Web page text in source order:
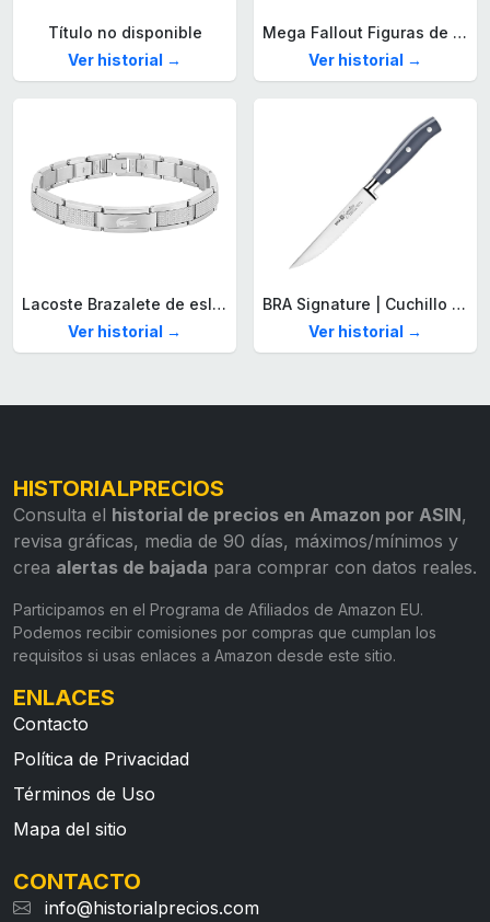
Título no disponible
Ver historial →
Mega Fallout Figuras de acción y Juguetes de construcción, Parada de Camiones Red Rocket con 824 Piezas, 2 Personajes articulados y Accesorios, para coleccionistas, HXT00
Ver historial →
Lacoste Brazalete de eslabón para Hombre Colección STENCIL de Acero inoxidable
Ver historial →
BRA Signature | Cuchillo tomatero 120 mm, Acero Inoxidable alemán forjado con Molibdeno Vanadio, Mango Remachado ABS, Diseño Ergonómico, Hoja 1,6 mm espesor
Ver historial →
HISTORIALPRECIOS
Consulta el historial de precios en Amazon por ASIN,
revisa gráficas, media de 90 días, máximos/mínimos y
crea alertas de bajada para comprar con datos reales.
Participamos en el Programa de Afiliados de Amazon EU.
Podemos recibir comisiones por compras que cumplan los
requisitos si usas enlaces a Amazon desde este sitio.
ENLACES
Contacto
Política de Privacidad
Términos de Uso
Mapa del sitio
CONTACTO
info@historialprecios.com